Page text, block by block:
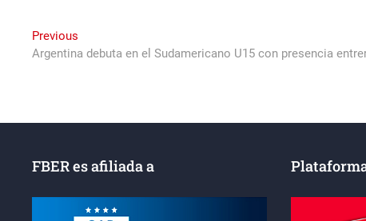
Navegación
de
Previous
post:
Argentina debuta en el Sudamericano U15 con presencia
FBER es afiliada a